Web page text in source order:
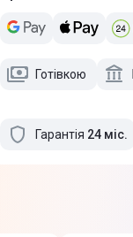
Готівкою
Гарантія 24 міс.